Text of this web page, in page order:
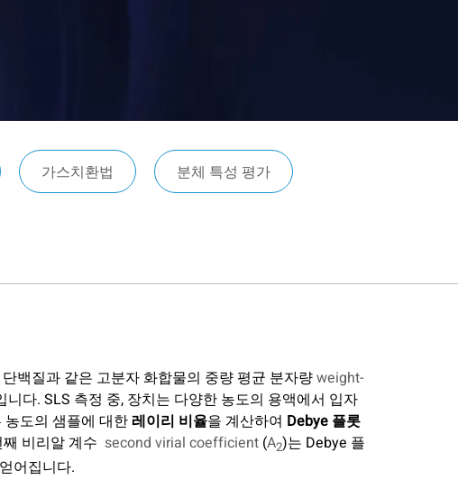
가스치환법 분체 특성 평가
백질과 같은 고분자 화합물의 중량 평균 분자량weight-
다. SLS 측정 중, 장치는 다양한 농도의 용액에서 입자
도의 샘플에 대한 레이리 비율을 계산하여 Debye 플롯
비리알 계수 second virial coefficient (A2)는 Debye 플
어집니다.